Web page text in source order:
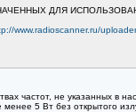
ДЛЯ
www.radioscanner.ru/
частот, не указанных в
5 Вт без открытого